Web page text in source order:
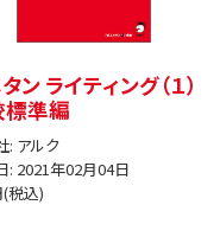
ン ライティング（１）
標準編
: アルク
: 2021年02月04日
税込)